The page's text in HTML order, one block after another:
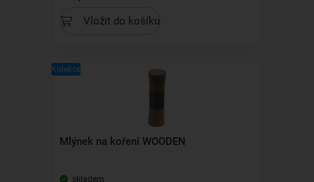
Vložit do košíku
Kolekce
Mlýnek na koření WOODEN
skladem